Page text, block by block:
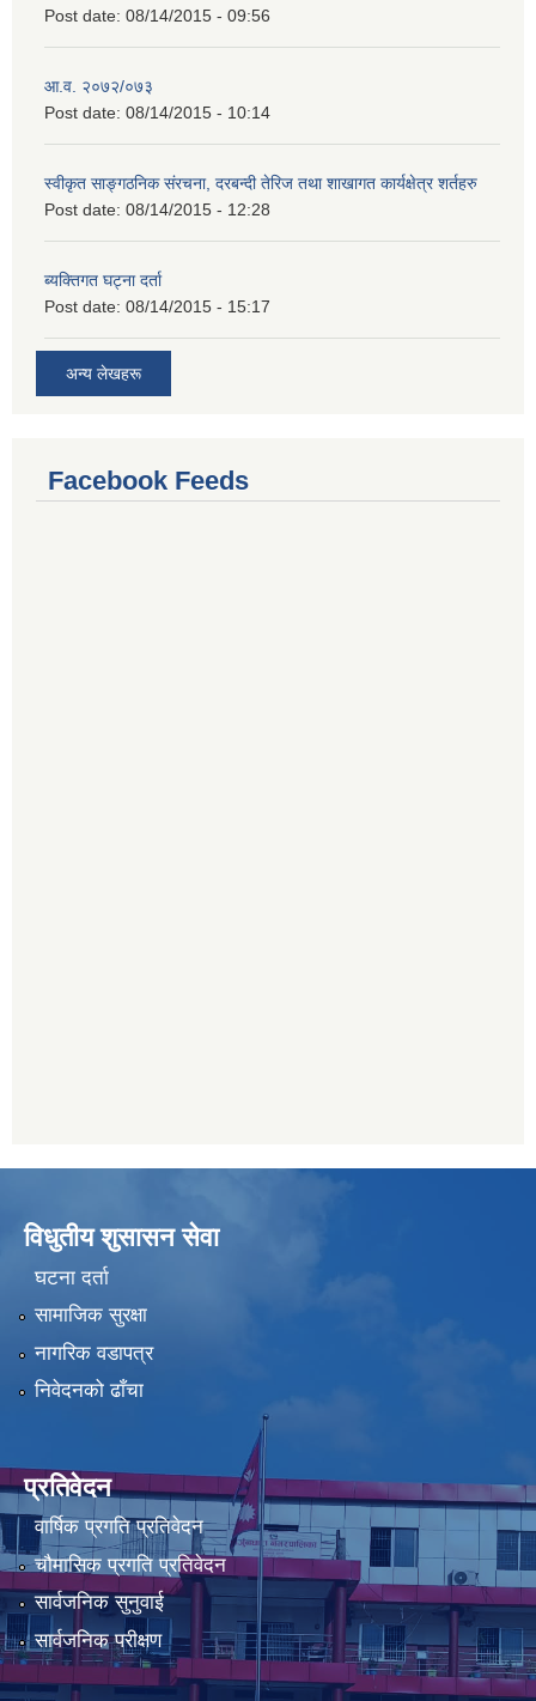
Post date: 08/14/2015 - 09:56
आ.व. २०७२/०७३
Post date: 08/14/2015 - 10:14
स्वीकृत साङ्गठनिक संरचना, दरबन्दी तेरिज तथा शाखागत कार्यक्षेत्र शर्तहरु
Post date: 08/14/2015 - 12:28
ब्यक्तिगत घट्ना दर्ता
Post date: 08/14/2015 - 15:17
अन्य लेखहरू
Facebook Feeds
विधुतीय शुसासन सेवा
घटना दर्ता
सामाजिक सुरक्षा
नागरिक वडापत्र
निवेदनको ढाँचा
प्रतिवेदन
वार्षिक प्रगति प्रतिवेदन
चौमासिक प्रगति प्रतिवेदन
सार्वजनिक सुनुवाई
सार्वजनिक परीक्षण